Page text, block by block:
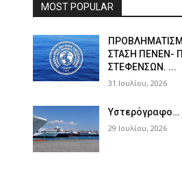
MOST POPULAR
ΣΤΑΣΗ ΠΕΝΕΝ-
ΣΤΕΦΕΝΣΩΝ. ...
31 Ιουλίου, 2026
Υστερόγραφο…
29 Ιουλίου, 2026